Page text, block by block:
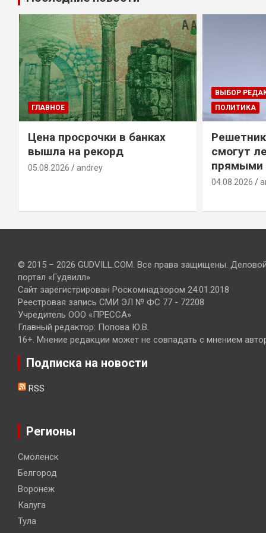
ГЛАВНОЕ
Цена просрочки в банках
вышла на рекорд
05.08.2026 andrey
ВЫБОР
ПОЛИТИКА
смогут
прямыми
04.08.2026
© 2015 – 2026 GUDVILL.COM. Все права защищены.
портал «Гудвилл»
Сайт зарегистрирован Роскомнадзором 24.01.2018
Реестровая запись СМИ ЭЛ № ФС 77 - 72208
Учредитель ООО «ПРЕССА»
Главный редактор: Попова Ю.В.
16+. Мнение редакции может не совпадать с мнением
Подписка на новости
RSS
Регионы
Смоленск
Белгород
Воронеж
Калуга
Тула